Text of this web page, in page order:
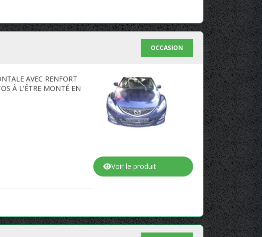
OCCASION
AVEC RENFORT
À L'ÊTRE MONTÉ EN
Voir le produit